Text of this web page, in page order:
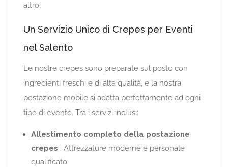
altro.
Un Servizio Unico di Crepes per Eventi
nel Salento
Le nostre crepes sono preparate sul posto con
ingredienti freschi e di alta qualità, e la nostra
postazione mobile si adatta perfettamente ad ogni
tipo di evento. Tra i servizi inclusi:
Allestimento completo della postazione
crepes : Attrezzature moderne e personale
qualificato.